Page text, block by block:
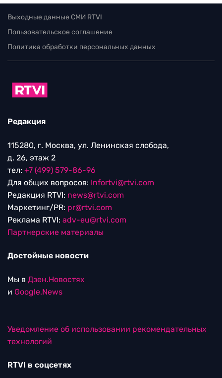
Выходные данные СМИ RTVI
Пользовательское соглашение
Политика обработки персональных данных
Редакция
115280, г. Москва, ул. Ленинская слобода,
д. 26, этаж 2
тел: +7 (499) 579-86-96
Для общих вопросов: Infortvi@rtvi.com
Редакция RTVI: news@rtvi.com
Маркетинг/PR: pr@rtvi.com
Реклама RTVI: adv-eu@rtvi.com
Партнерские материалы
Достойные новости
Мы в Дзен.Новостях
и Google.News
Уведомление об использовании рекомендательных
технологий
RTVI в соцсетях